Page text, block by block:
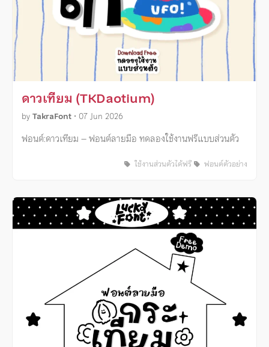
ดาวเทียม (TKDaotium)
byTakraFont • 07 Jun 2026
ฟอนต์:ดาวเทียม – ฟอนต์ลายมือ ทดลองใช้งานฟรีแบบส่วนตัว
ใช้งานส่วนตัวได้ฟรี ฟอนต์ตัวอย่าง